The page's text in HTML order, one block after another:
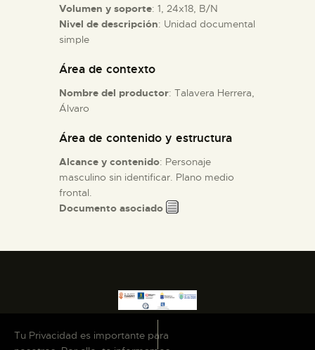
DIDÁCTICA
ESPAÑOL
Volumen y soporte: 1, 24x18, B/N
Nivel de descripción: Unidad documental
simple
Área de contexto
Nombre del productor: Talavera Herrera,
Álvaro
Área de contenido y estructura
Alcance y contenido: Personaje
masculino sin identificar. Plano medio
frontal.
Documento asociado
Tu Privacidad es importante para